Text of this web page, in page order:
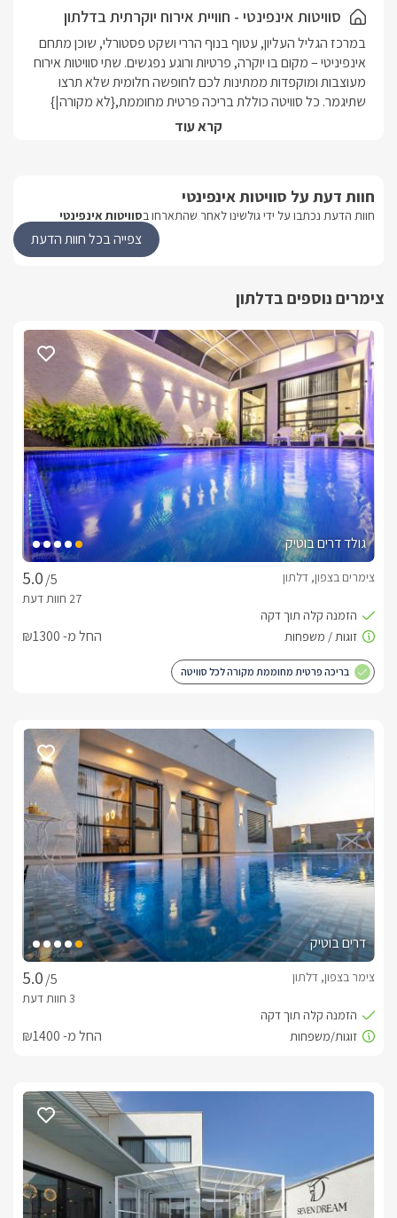
פלטה, מיחם, טוסטר, מיקרוגל ואבזור מלא.
אינטרנט אלחוטי חופשי, טלוויזיה חכמה ופינוקים נוספים לנוחות
מקסימלית. הסוויטה מותאמת גם לציבור הדתי עם אבזור רלוונטי.
סוויטת אינפיניטי S היא הבחירה המושלמת למי שמחפש חופשה
יוקרתית, מוקפדת ובלתי נשכחת – במקום שבו כל פרט נבחר בקפידה,
סוויטות אינפינטי - חוויית אירוח יוקרתית בדלתון
זו חופשה בלתי נשכחת של ניתוק, התחדשות ואווירה
מושלמת.המתחם החיצוני:בריכת שחייה פרטית לכל סוויטה | מיטות
בטבע, יקבים בגליל, מסעדות משובחות.מעוניינים במסאז'? ניתן
מה תמצאו בסוויטות?
סוויטת אינפיניטי: כוללת שני חדרי שינה מרווחים, סלון מרכזי, ובכל
סוויטת אינפיניטי S: חלל מרכזי עם מיטה זוגית מעוצבת, לצד חדר
שינה נוסף עם שירותים ומקלחת נפרדים – מתאים במיוחד לזוגות או
פלטה, מיחם, טוסטר ובר מים
האם המתחם מתאים לימי החורף?
לכל סוויטה בריכת שחייה פרטית מפנקת ומחוממת
מה כלול באירוח החלומי?
באינפיניטי כמו שכבר ציינו חשבו על כל הפרטים כדי שהחופשה
קפסולות לקפה, בקבוק יין מתנה, שתייה קלה במקרר, חלב, נס
מפנקת וכשרה או ארוחות שף חלומיות.
חשוב לדעת
מותאם לציבור הדתי:פלטת שבת, מיחם, גביע לקידוש, מלחייה,
לצפייה במדיניות ותנאי הזמנה -לחצו כאן
קרא עוד
חוות דעת על סוויטות אינפינטי
חוות הדעת נכתבו על ידי גולשינו לאחר שהתארחו בסוויטות אינפינטי
צפייה בכל חוות הדעת
צימרים נוספים בדלתון
גולד דרים בוטיק
/5
צימרים בצפון, דלתון
החל מ- ₪1300
בריכה פרטית מחוממת מקורה לכל סוויטה
דרים בוטיק
/5
צימר בצפון, דלתון
החל מ- ₪1400